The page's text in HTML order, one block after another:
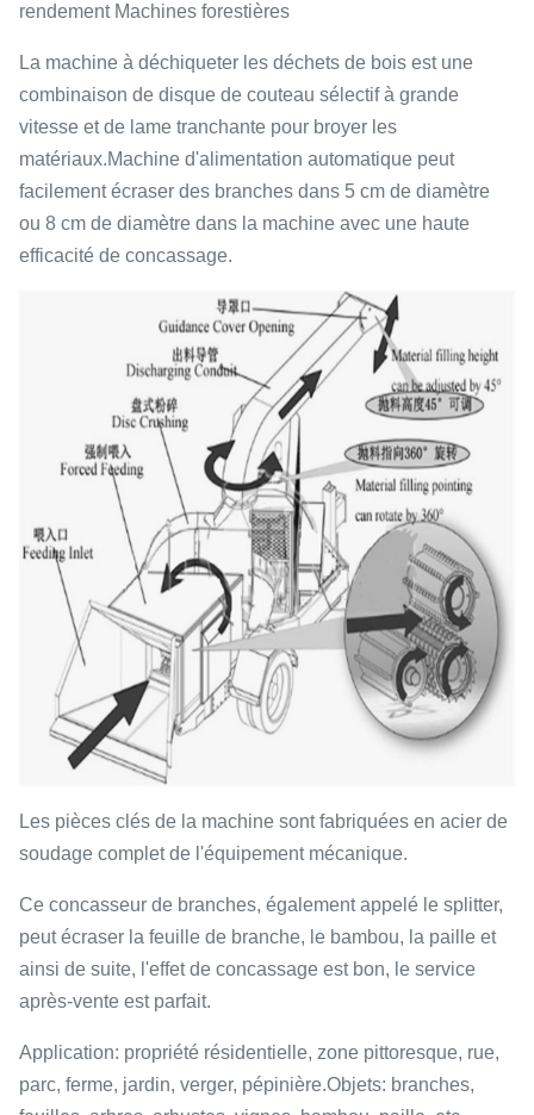
rendement Machines forestières
La machine à déchiqueter les déchets de bois est une
combinaison de disque de couteau sélectif à grande
vitesse et de lame tranchante pour broyer les
matériaux.Machine d'alimentation automatique peut
facilement écraser des branches dans 5 cm de diamètre
ou 8 cm de diamètre dans la machine avec une haute
efficacité de concassage.
Les pièces clés de la machine sont fabriquées en acier de
soudage complet de l'équipement mécanique.
Ce concasseur de branches, également appelé le splitter,
peut écraser la feuille de branche, le bambou, la paille et
ainsi de suite, l'effet de concassage est bon, le service
après-vente est parfait.
Application: propriété résidentielle, zone pittoresque, rue,
parc, ferme, jardin, verger, pépinière.Objets: branches,